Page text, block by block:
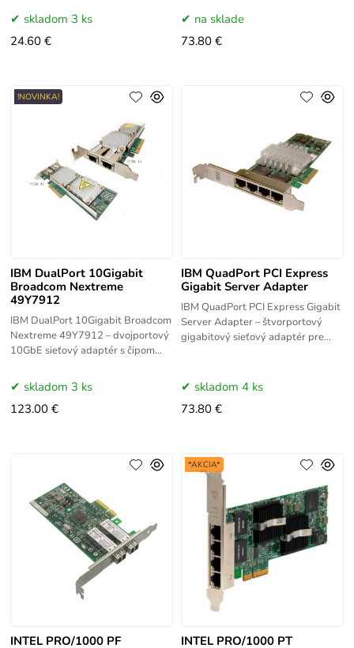
ProLiant.
skladom 3 ks
24.60 €
PCI Express. Poskytuje 4x 1GbE
porty pre
na sklade
73.80 €
IBM DualPort 10Gigabit
Broadcom Nextreme
49Y7912
IBM DualPort 10Gigabit Broadcom
Nextreme 49Y7912 – dvojportový
10GbE sieťový adaptér s čipom
servery. Poskytuje
vysokorýchlostné 10
!NOVINKA!
skladom 3 ks
123.00 €
IBM QuadPort PCI Express
Gigabit Server Adapter
IBM QuadPort PCI Express Gigabit
Server Adapter – štvorportový
gigabitový sieťový adaptér pre
preskladom 4 ks
73.80 €
INTEL PRO/1000 PF
INTEL PRO/1000 PT
*AKCIA*